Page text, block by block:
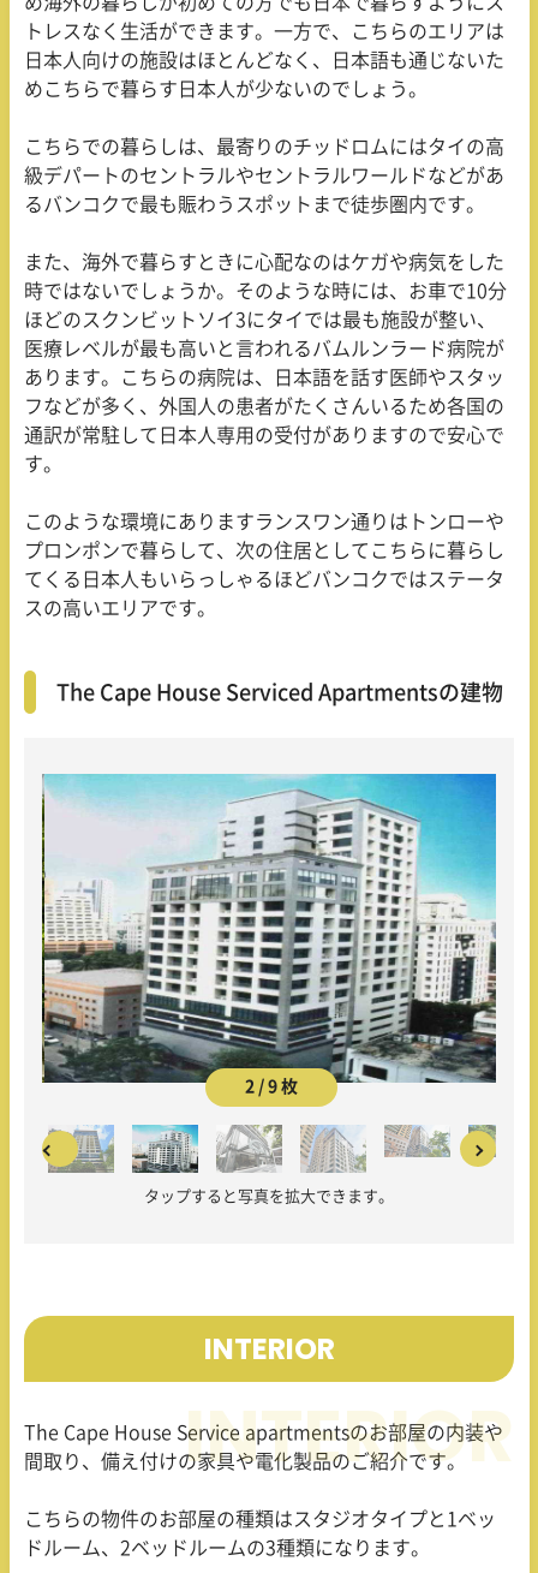
トレスなく生活ができます。一方で、こちらのエリアは
日本人向けの施設はほとんどなく、日本語も通じないた
めこちらで暮らす日本人が少ないのでしょう。
こちらでの暮らしは、最寄りのチッドロムにはタイの高
級デパートのセントラルやセントラルワールドなどがあ
るバンコクで最も賑わうスポットまで徒歩圏内です。
また、海外で暮らすときに心配なのはケガや病気をした
時ではないでしょうか。そのような時には、お車で10分
ほどのスクンビットソイ3にタイでは最も施設が整い、
医療レベルが最も高いと言われるバムルンラード病院が
あります。こちらの病院は、日本語を話す医師やスタッ
フなどが多く、外国人の患者がたくさんいるため各国の
通訳が常駐して日本人専用の受付がありますので安心で
す。
このような環境にありますランスワン通りはトンローや
プロンポンで暮らして、次の住居としてこちらに暮らし
てくる日本人もいらっしゃるほどバンコクではステータ
スの高いエリアです。
The Cape House Serviced Apartmentsの建物
2 / 9 枚
タップすると写真を拡大できます。
INTERIOR
The Cape House Service apartmentsのお部屋の内装や
間取り、備え付けの家具や電化製品のご紹介です。
こちらの物件のお部屋の種類はスタジオタイプと1ベッ
ドルーム、2ベッドルームの3種類になります。